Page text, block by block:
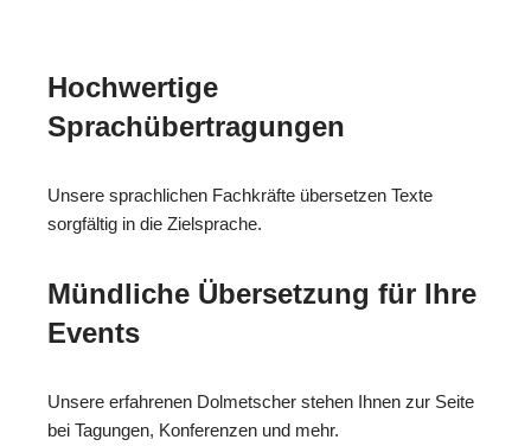
Hochwertige
Sprachübertragungen
Unsere sprachlichen Fachkräfte übersetzen Texte
sorgfältig in die Zielsprache.
Mündliche Übersetzung für Ihre
Events
Unsere erfahrenen Dolmetscher stehen Ihnen zur Seite
bei Tagungen, Konferenzen und mehr.